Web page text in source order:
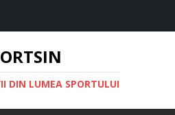
DIN LUMEA SPORTULUI